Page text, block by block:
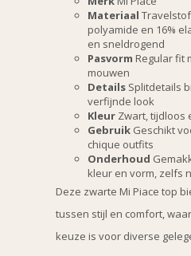
Materiaal
polyamide en 16%
en sneldrogend
Pasvorm Regular fit
mouwen
Details Splitdetails
verfijnde look
Kleur Zwart, tijdloos
Gebruik Geschikt
chique outfits
Onderhoud
kleur en vorm, zelfs
Deze zwarte Mi Piace top
tussen stijl en comfort,
keuze is voor diverse
Sign up to receive
and best
Email
SIGN